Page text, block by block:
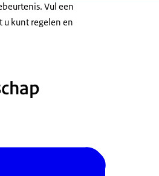
Vul een
u kunt regelen en